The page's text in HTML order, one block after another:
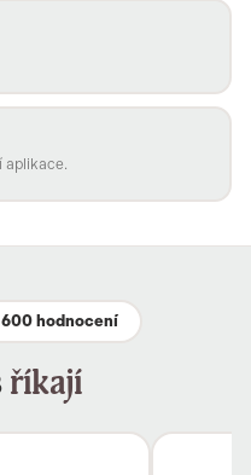
aplikace.
600 hodnocení
říkají